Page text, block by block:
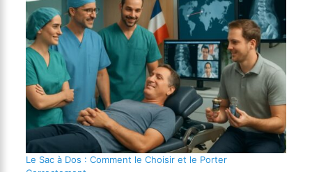
Le Sac à Dos : Comment le Choisir et le Porter